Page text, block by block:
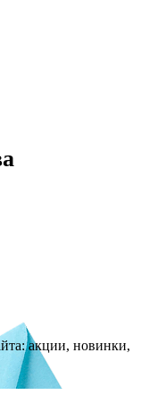
акции, новинки,